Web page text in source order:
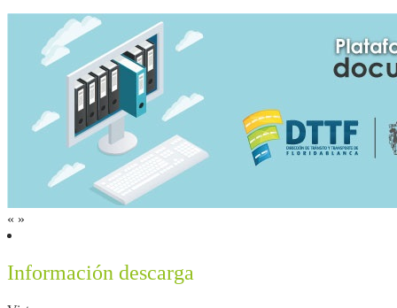
« »
Información descarga